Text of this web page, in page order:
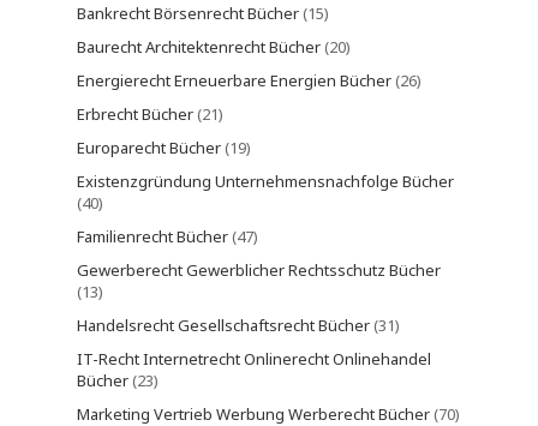
Bankrecht Börsenrecht Bücher(15)
Baurecht Architektenrecht Bücher(20)
Energierecht Erneuerbare Energien Bücher(26)
Erbrecht Bücher(21)
Europarecht Bücher(19)
Existenzgründung Unternehmensnachfolge Bücher
(40)
Familienrecht Bücher(47)
Gewerberecht Gewerblicher Rechtsschutz Bücher
(13)
Handelsrecht Gesellschaftsrecht Bücher(31)
IT-Recht Internetrecht Onlinerecht Onlinehandel
Bücher(23)
Marketing Vertrieb Werbung Werberecht Bücher(70)